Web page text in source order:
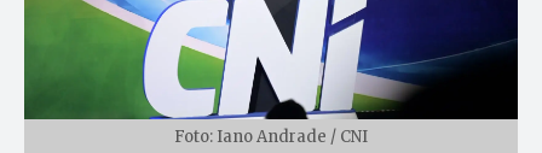
Foto: Iano Andrade / CNI